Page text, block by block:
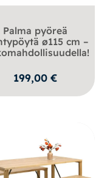
Palma pyöreä
ø115 cm –
199,00€